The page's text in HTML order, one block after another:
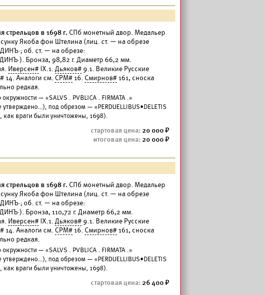
стрельцов в 1698 г. СПб монетный двор. Медальер
Якоба фон Штелина (лиц. ст. — на обрезе
об. ст. — на обрезе:
Бронза, 98,82 г. Диаметр 66,2 мм.
Иверсен# IX.1. Дьяков# 9.1. Великие Русские
14. Аналоги см. СРМ# 16. Смирнов# 161, сноска
редкая.
— «SALVS . PVBLICA . FIRMATA .»
под обрезом — «PERDUELLIBUS•DELETIS
как враги были уничтожены, 1698).
20 000
20 000
стрельцов в 1698 г. СПб монетный двор. Медальер
Якоба фон Штелина (лиц. ст. — на обрезе
об. ст. — на обрезе:
Бронза, 110,72 г. Диаметр 66,2 мм.
Иверсен# IX.1. Дьяков# 9.1. Великие Русские
14. Аналоги см. СРМ# 16. Смирнов# 161, сноска
редкая.
— «SALVS . PVBLICA . FIRMATA .»
под обрезом — «PERDUELLIBUS•DELETIS
как враги были уничтожены, 1698).
26 400